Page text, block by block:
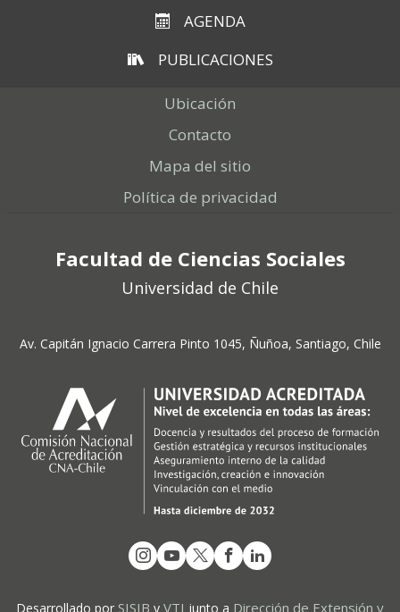
AGENDA
PUBLICACIONES
Ubicación
Contacto
Mapa del sitio
Política de privacidad
Facultad de Ciencias Sociales
Universidad de Chile
Av. Capitán Ignacio Carrera Pinto 1045, Ñuñoa, Santiago, Chile
Desarrollado por SISIB y VTI junto a Dirección de Extensión y